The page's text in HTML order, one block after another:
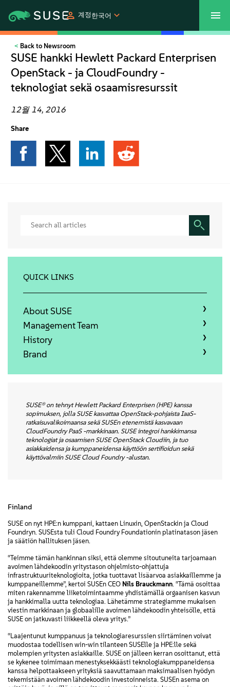
계정 한국어
SUSECON 2027
제품
솔루션
지원
무료 다운로드
Back to Newsroom
SUSE hankki Hewlett Packard Enterprisen
OpenStack - ja CloudFoundry -
teknologiat sekä osaamisresurssit
12월 14, 2016
Share
SUSE® on tehnyt Hewlett Packard Enterprisen (HPE) kanssa
sopimuksen, jolla SUSE kasvattaa OpenStack-pohjaista IaaS-
ratkaisuvalikoimaansa sekä SUSEn etenemistä kasvavaan
CloudFoundry PaaS -markkinaan. SUSE integroi hankkimansa
teknologiat ja osaamisen SUSE OpenStack Cloudiin, ja tuo
asiakkaidensa ja kumppaneidensa käyttöön sertifioidun sekä
käyttövalmiin SUSE Cloud Foundry -alustan.
Finland
SUSE on nyt HPE:n kumppani, kattaen Linuxin, OpenStackin ja Cloud
Foundryn. SUSEsta tuli Cloud Foundry Foundationin platinatason jäsen
ja säätiön hallituksen jäsen.
“Teimme tämän hankinnan siksi, että olemme sitoutuneita tarjoamaan
avoimen lähdekoodin yritystason ohjelmisto-ohjattuja
infrastruktuuriteknologioita, jotka tuottavat lisäarvoa asiakkaillemme ja
kumppaneillemme”, kertoi SUSEn CEO Nils Brauckmann. “Tämä osoittaa
miten rakennamme liiketoimintaamme yhdistämällä orgaanisen kasvun
ja hankkimalla uutta teknologiaa. Lähetämme strategiamme mukaisen
viestin markkinaan ja globaalille avoimen lähdekoodin yhteisölle, että
SUSE on jatkuvasti liikkeellä oleva yritys.”
“Laajentunut kumppanuus ja teknologiaresurssien siirtäminen voivat
muodostaa todellisen win-win tilanteen SUSElle ja HPE:lle sekä
molempien yritysten asiakkaille. SUSE on jälleen kerran osoittanut, että
se kykenee toimimaan menestyksekkäästi teknologiakumppaneidensa
kanssa helpottaakseen yrityksiä saavuttamaan maksimaalisen hyödyn
tekemistään avoimen lähdekoodin investoinneista. SUSEn asema on
QUICK LINKS
About SUSE
Management Team
History
Brand